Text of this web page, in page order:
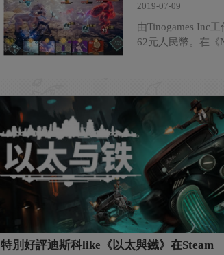
2019-07-09
由Tinogames Inc
62元人民幣。在《
特別好評迪斯科like《以太與鐵》在Steam